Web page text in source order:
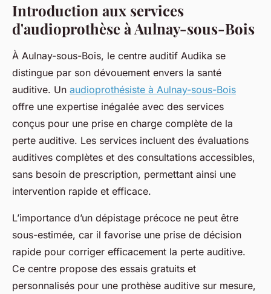
Introduction aux services
d'audioprothèse à Aulnay-sous-Bois
À Aulnay-sous-Bois, le centre auditif Audika se
distingue par son dévouement envers la santé
auditive. Un audioprothésiste à Aulnay-sous-Bois
offre une expertise inégalée avec des services
conçus pour une prise en charge complète de la
perte auditive. Les services incluent des évaluations
auditives complètes et des consultations accessibles,
sans besoin de prescription, permettant ainsi une
intervention rapide et efficace.
L’importance d’un dépistage précoce ne peut être
sous-estimée, car il favorise une prise de décision
rapide pour corriger efficacement la perte auditive.
Ce centre propose des essais gratuits et
personnalisés pour une prothèse auditive sur mesure,